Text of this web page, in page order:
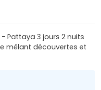
Pattaya 3 jours 2 nuits
mêlant découvertes et